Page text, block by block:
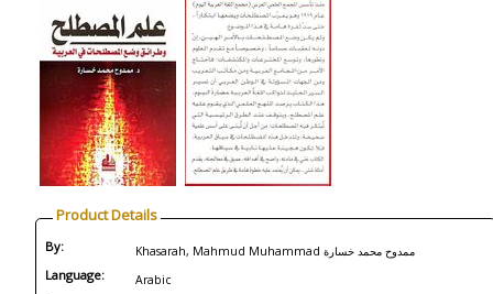
Product Details
By: Khasarah, Mahmud Muhammad ممدوح محمد خسارة
Language: Arabic